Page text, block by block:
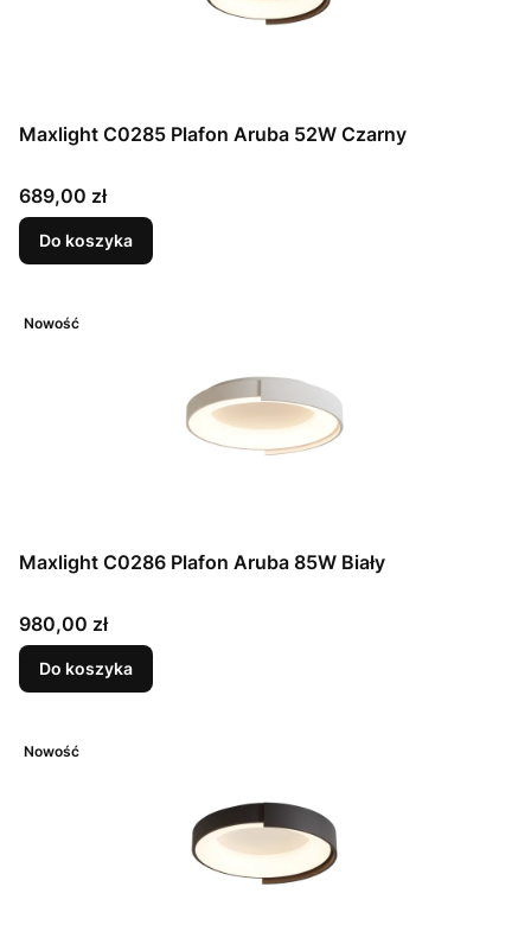
Maxlight C0285 Plafon Aruba 52W Czarny
Cena
689,00 zł
Do koszyka
Nowość
Maxlight C0286 Plafon Aruba 85W Biały
Cena
980,00 zł
Do koszyka
Nowość